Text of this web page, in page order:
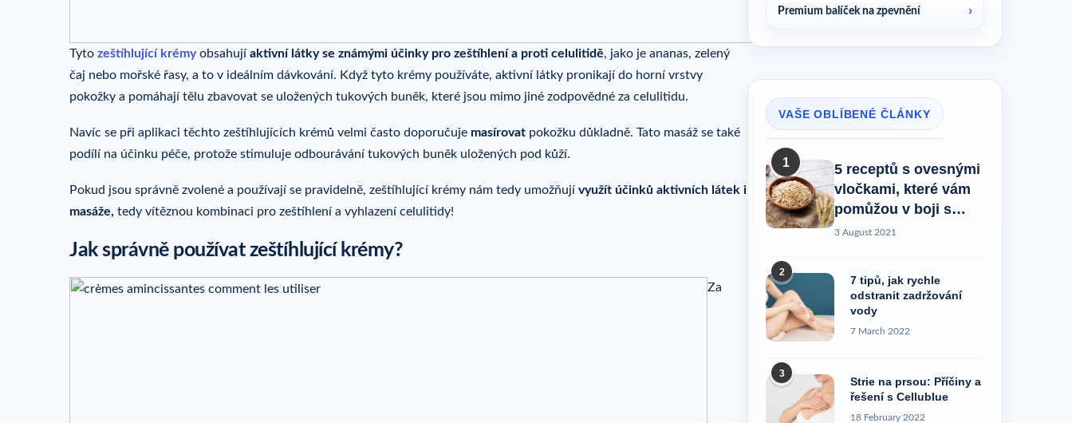
Tyto zeštíhlující krémyobsahují aktivní látky se známými účinky pro zeštíhlení a proti celulitidě, jako je ananas, zelený
čaj nebo mořské řasy, a to v ideálním dávkování. Když tyto krémy používáte, aktivní látky pronikají do horní vrstvy
pokožky a pomáhají tělu zbavovat se uložených tukových buněk, které jsou mimo jiné zodpovědné za celulitidu.
Navíc se při aplikaci těchto zeštíhlujících krémů velmi často doporučuje masírovat pokožku důkladně. Tato masáž se také
podílí na účinku péče, protože stimuluje odbourávání tukových buněk uložených pod kůží.
Pokud jsou správně zvolené a používají se pravidelně, zeštíhlující krémy nám tedy umožňují využít účinků aktivních látek i
masáže, tedy vítěznou kombinaci pro zeštíhlení a vyhlazení celulitidy!
Jak správně používat zeštíhlující krémy?
Za
Premium balíček na zpevnění
VAŠE OBLÍBENÉ ČLÁNKY
1
5 receptů s ovesnými
vločkami, které vám
pomůžou v boji s
celulitidou!
3 August 2021
2
7 tipů, jak rychle
odstranit zadržování
vody
7 March 2022
3
Strie na prsou: Příčiny a
řešení s Cellublue
18 February 2022